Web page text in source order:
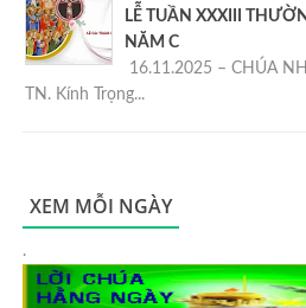
LỄ TUẦN XXXIII
NĂM C
16.11.2025 – CHÚA
TN. Kính Trọng...
XEM MỖI NGÀY
.